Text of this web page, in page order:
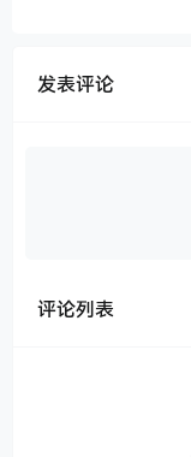
发表评论
评论列表